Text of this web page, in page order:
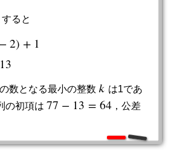
すると
−2) + 1
13
数となる最小の整数 𝑘
k は1であ
の初項は77 − 13 = 64
77 −13=64
，公差